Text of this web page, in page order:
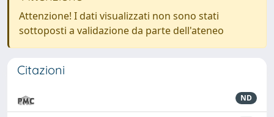
Attenzione! I dati visualizzati non sono stati
sottoposti a validazione da parte dell'ateneo
Citazioni
ND